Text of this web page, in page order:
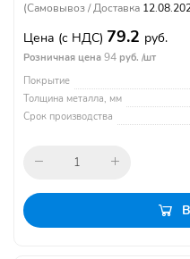
(Самовывоз / Доставка
Цена (с НДС) 79.2 руб.
Розничная цена 94 руб. /шт
Покрытие
Толщина металла, мм
Срок производства